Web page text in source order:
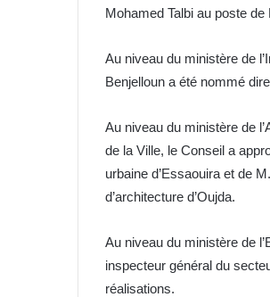
Mohamed Talbi au poste
Au niveau du ministère de
Benjelloun a été nommé
Au niveau du ministère de
de la Ville, le Conseil a
urbaine d’Essaouira et de
d’architecture d’Oujda.
Au niveau du ministère de
inspecteur général du
réalisations.